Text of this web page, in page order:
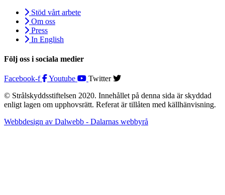
Stöd vårt arbete
Om oss
Press
In English
Följ oss i sociala medier
Facebook-f Youtube
Twitter
© Strålskyddsstiftelsen 2020. Innehållet på denna sida är skyddad
enligt lagen om upphovsrätt. Referat är tillåten med källhänvisning.
Webbdesign av Dalwebb - Dalarnas webbyrå